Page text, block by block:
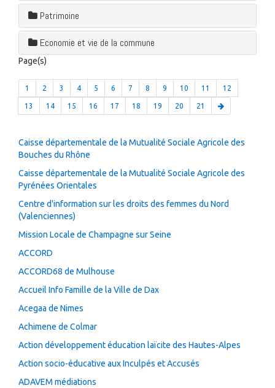
Patrimoine
Economie et vie de la commune
Page(s)
1 2 3 4 5 6 7 8 9 10 11 12
13 14 15 16 17 18 19 20 21
Caisse départementale de la Mutualité Sociale Agricole des
Bouches du Rhône
Caisse départementale de la Mutualité Sociale Agricole des
Pyrénées Orientales
Centre d'information sur les droits des femmes du Nord
(Valenciennes)
Mission Locale de Champagne sur Seine
ACCORD
ACCORD68 de Mulhouse
Accueil Info Famille de la Ville de Dax
Acegaa de Nimes
Achimene de Colmar
Action développement éducation laïcite des Hautes-Alpes
Action socio-éducative aux Inculpés et Accusés
ADAVEM médiations